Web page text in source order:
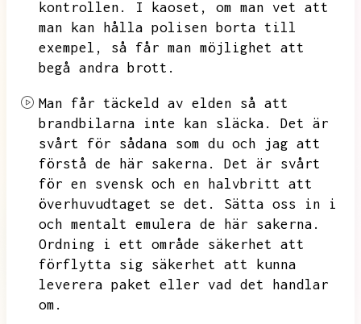
kontrollen.
I kaoset,
om man vet att
man kan hålla polisen borta till
exempel,
så får man möjlighet att
begå andra brott.
Man får täckeld av elden så att
brandbilarna inte kan släcka.
Det är
svårt för sådana som du och jag att
förstå de här sakerna.
Det är svårt
för en svensk och en halvbritt att
överhuvudtaget se det.
Sätta oss in i
och mentalt emulera de här sakerna.
Ordning i ett område säkerhet att
förflytta sig säkerhet att kunna
leverera paket eller vad det handlar
om.